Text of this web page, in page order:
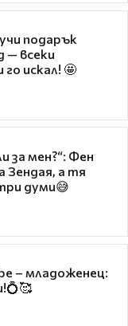
подарък
— всеки
искал! 🤩
за мен?“: Фен
Зендая, а тя
думи😅
– младоженец: